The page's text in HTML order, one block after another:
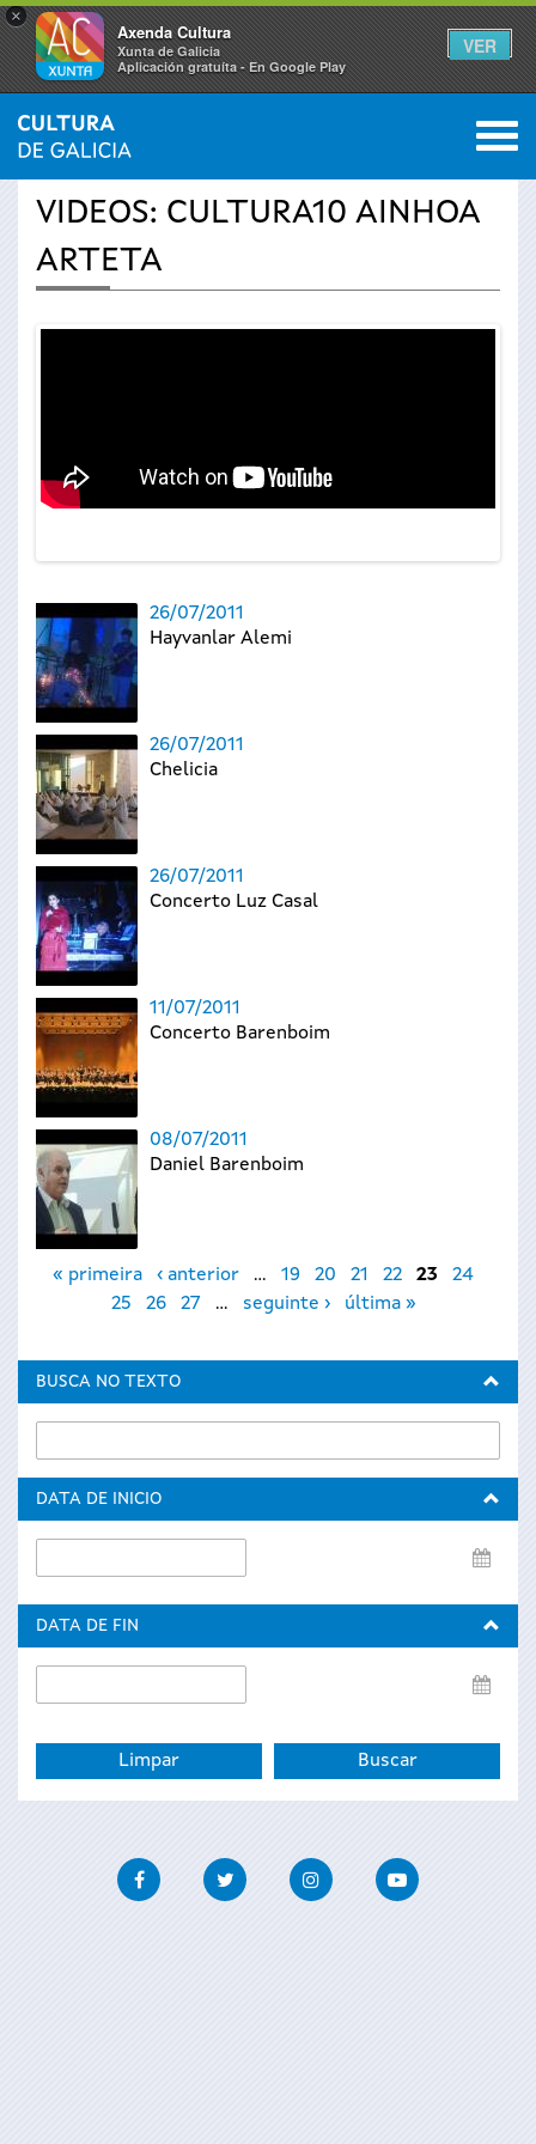
×
Axenda Cultura
Xunta de Galicia
Aplicación gratuíta - En Google Play
VER
Vostede
aquí
INICIO › ACTUALIDADE 0
VIDEOS: CULTURA10 AINHOA
ARTETA
26/07/2011
Hayvanlar Alemi
26/07/2011
Chelicia
26/07/2011
Concerto Luz Casal
11/07/2011
Concerto Barenboim
08/07/2011
Daniel Barenboim
Páxinas
« primeira ‹ anterior … 19 20 21 22 23
24
25
26 27 … seguinte › última »
BUSCA NO TEXTO
DATA DE INICIO
de
DATA DE FIN
de
FacebookTwitter InstagramYoutube